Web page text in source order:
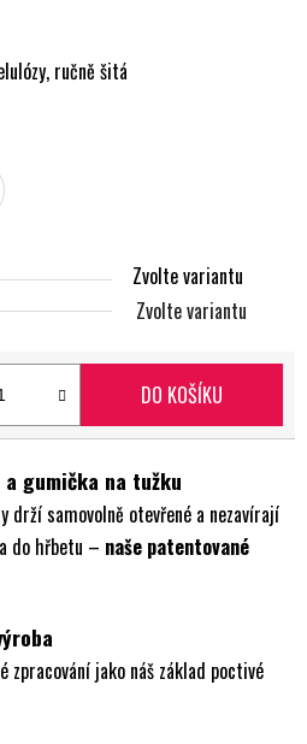
ručně šitá
Zvolte variantu
Zvolte variantu
DO KOŠÍKU
a gumička na tužku
drží samovolně otevřené a nezavírají
do hřbetu – naše patentované
zpracování jako náš základ poctivé